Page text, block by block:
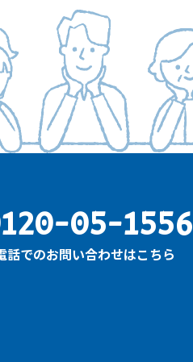
05-1556
話でのお問い合わせはこちら